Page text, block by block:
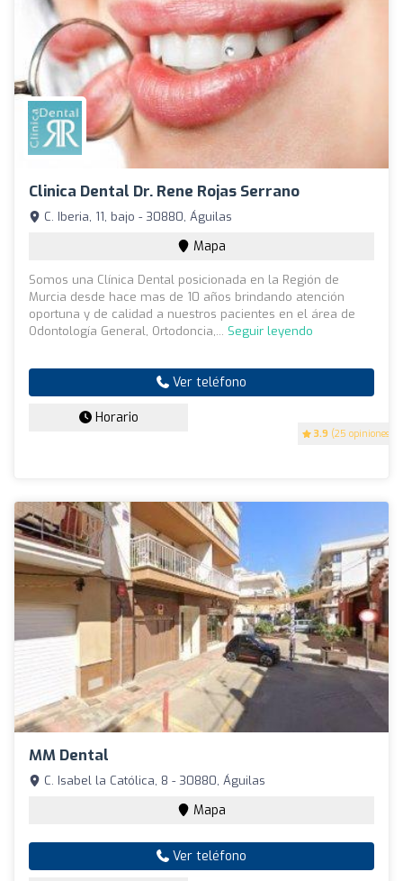
Clinica Dental Dr. Rene Rojas Serrano
3.9 (25 opiniones)
C. Iberia, 11, bajo - 30880, Águilas
Mapa
Somos una Clínica Dental posicionada en la Región de
Murcia desde hace mas de 10 años brindando atención
oportuna y de calidad a nuestros pacientes en el área de
Odontología General, Ortodoncia,... Seguir leyendo
Ver teléfono
Horario
MM Dental
C. Isabel la Católica, 8 - 30880, Águilas
Mapa
Ver teléfono